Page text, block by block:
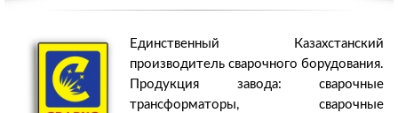
Единственный Казахстанский
производитель сварочного борудования.
Продукция завода: сварочные
трансформаторы, сварочные